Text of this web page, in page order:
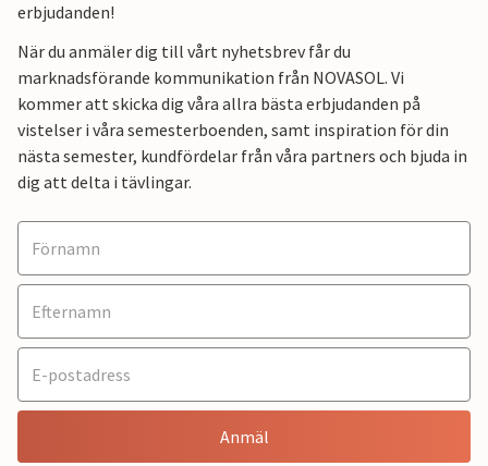
erbjudanden!
När du anmäler dig till vårt nyhetsbrev får du
marknadsförande kommunikation från NOVASOL. Vi
kommer att skicka dig våra allra bästa erbjudanden på
vistelser i våra semesterboenden, samt inspiration för din
nästa semester, kundfördelar från våra partners och bjuda in
dig att delta i tävlingar.
Anmäl